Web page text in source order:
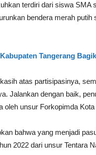
terdiri dari siswa SMA
bendera merah
Tangerang
atas partisipasinya,
Jalankan dengan baik,
oleh unsur Forkopimda Kota
bahwa yang menjadi
2022 dari unsur Tentara